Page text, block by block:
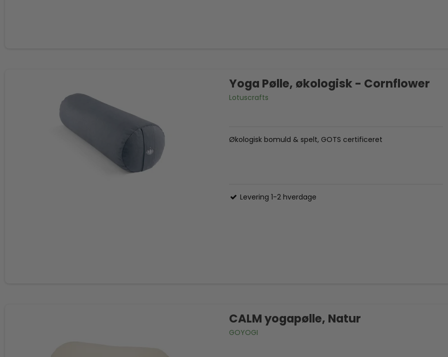
Yoga Pølle, økologisk - Cornflower
Lotuscrafts
Økologisk bomuld & spelt, GOTS certificeret
Levering 1-2 hverdage
CALM yogapølle, Natur
GOYOGI